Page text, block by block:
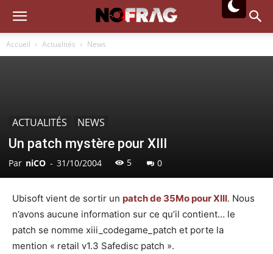
Accueil Actualités News
ACTUALITÉS NEWS
Un patch mystère pour XIII
Par niCO - 31/10/2004 5 0
Ubisoft vient de sortir un patch de 35Mo pour XIII. Nous
n’avons aucune information sur ce qu’il contient… le
patch se nomme xiii_codegame_patch et porte la
mention « retail v1.3 Safedisc patch ».